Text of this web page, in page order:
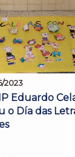
2023
Eduardo
o Día das